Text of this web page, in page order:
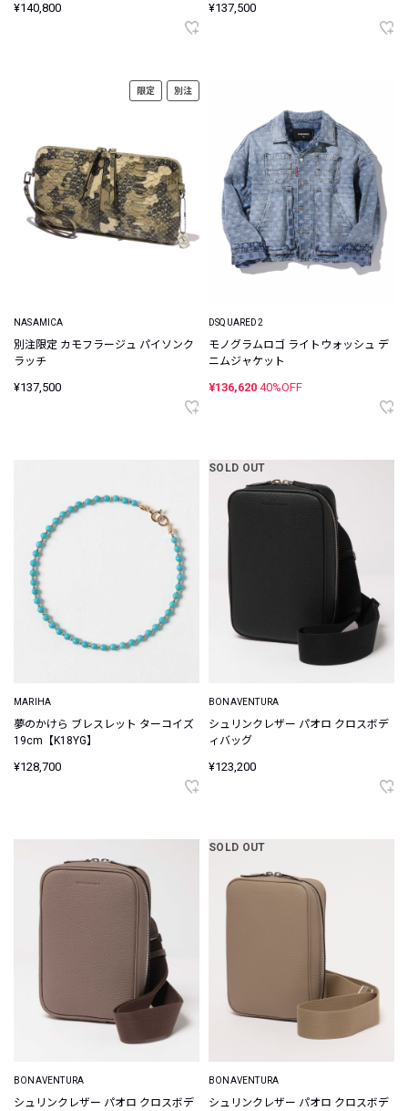
¥140,800 ¥137,500
限定 別注
NASAMICA
別注限定 カモフラージュ パイソンク
ラッチ
¥137,500
DSQUARED2
モノグラムロゴ ライトウォッシュ デ
ニムジャケット
¥136,620 40%OFF
MARIHA
夢のかけら ブレスレット ターコイズ
19cm【K18YG】
¥128,700
SOLD OUT
BONAVENTURA
シュリンクレザー パオロ クロスボデ
ィバッグ
¥123,200
BONAVENTURA
シュリンクレザー パオロ クロスボデ
SOLD OUT
BONAVENTURA
シュリンクレザー パオロ クロスボデ